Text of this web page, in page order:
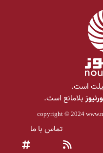
است.
بلامانع است.
copyright © 2024
تماس با ما